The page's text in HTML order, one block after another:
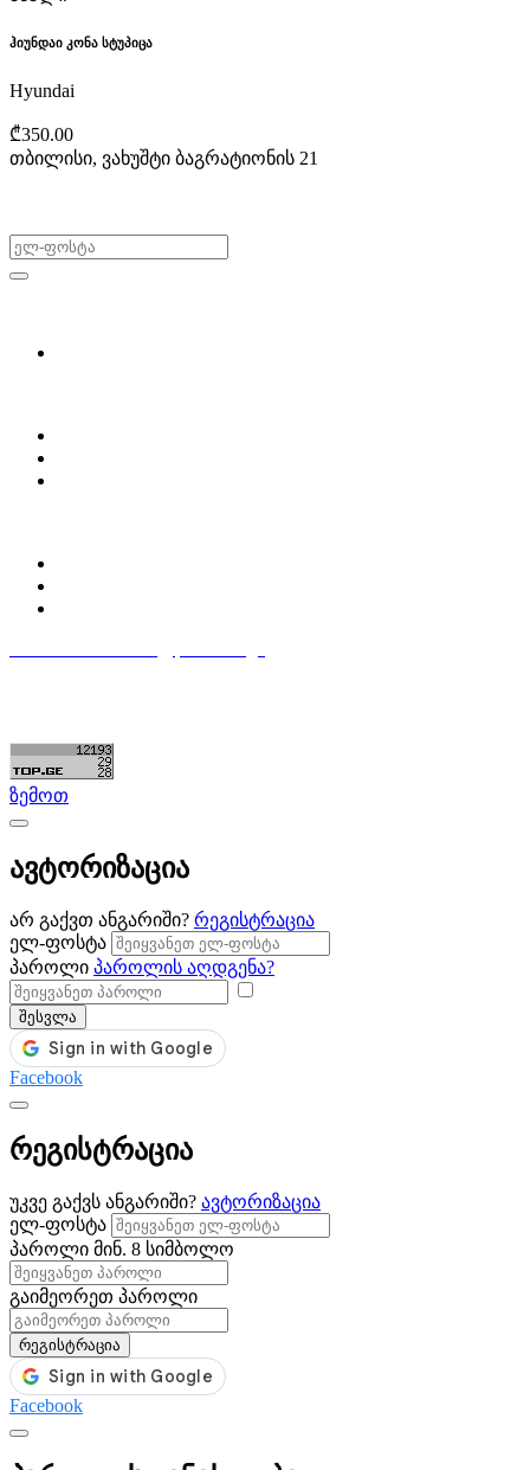
ჰიუნდაი კონა სტუპიცა
Hyundai
₾350.00
თბილისი, ვახუშტი ბაგრატიონის 21
ზემოთ
ავტორიზაცია
არ გაქვთ ანგარიში? რეგისტრაცია
ელ-ფოსტა
პაროლი პაროლის აღდგენა?
შესვლა
Facebook
რეგისტრაცია
უკვე გაქვს ანგარიში? ავტორიზაცია
ელ-ფოსტა
პაროლი მინ. 8 სიმბოლო
გაიმეორეთ პაროლი
რეგისტრაცია
Facebook